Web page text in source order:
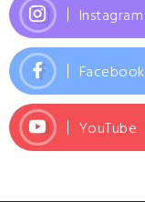
Instagram
Facebook
YouTube